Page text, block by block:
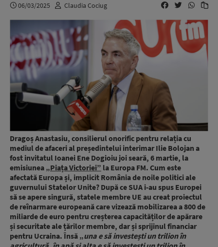
06/03/2025 Claudia Cociug
Dragoș Anastasiu, consilierul onorific pentru relația cu
mediul de afaceri al președintelui interimar Ilie Bolojan a
fost invitatul Ioanei Ene Dogioiu joi seară, 6 martie, la
emisiunea „Piața Victoriei” la Europa FM. Cum este
afectată Europa și, implicit România de noile politici ale
guvernului Statelor Unite? După ce SUA i-au spus Europei
să se apere singură, statele membre UE au creat proiectul
de reînarmare europeană care vizează mobilizarea a 800 de
miliarde de euro pentru creșterea capacităților de apărare
și securitate ale țărilor membre, dar și sprijinul financiar
pentru Ucraina. Însă „una e să investești un trilion în